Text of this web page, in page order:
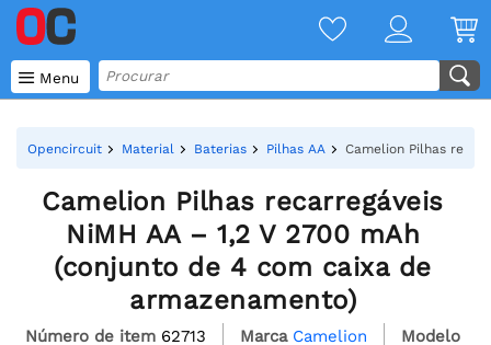
 Menu
Opencircuit Material Baterias Pilhas AA Camelion Pilhas
Camelion Pilhas recarregáveis
NiMH AA – 1,2 V 2700 mAh
(conjunto de 4 com caixa de
armazenamento)
Número de item 62713 Marca Camelion
Modelo